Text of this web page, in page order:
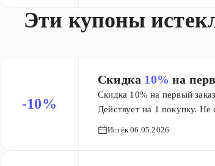
Эти купоны
-10%
Скидка 10%на
Скидка 10% на первый
Действует на 1 покупку.
Истёк 06.05.2026